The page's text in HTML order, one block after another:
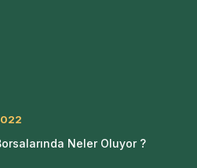
Neler Oluyor ?